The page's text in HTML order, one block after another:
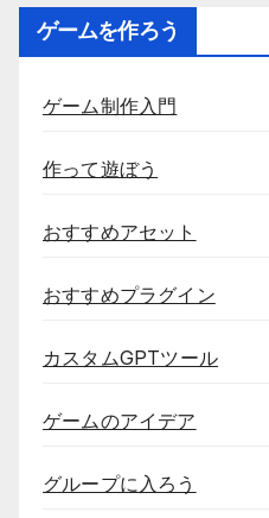
ゲームを作ろう
ゲーム制作入門
作って遊ぼう
おすすめアセット
おすすめプラグイン
カスタムGPTツール
ゲームのアイデア
グループに入ろう